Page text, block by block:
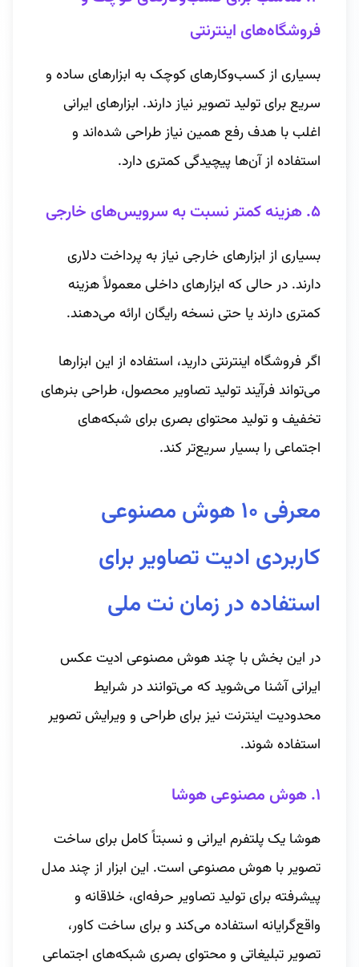
فروشگاه‌های اینترنتی
بسیاری از کسب‌وکارهای کوچک به ابزارهای ساده و
سریع برای تولید تصویر نیاز دارند. ابزارهای ایرانی
اغلب با هدف رفع همین نیاز طراحی شده‌اند و
استفاده از آن‌ها پیچیدگی کمتری دارد.
۵. هزینه کمتر نسبت به سرویس‌های خارجی
بسیاری از ابزارهای خارجی نیاز به پرداخت دلاری
دارند. در حالی که ابزارهای داخلی معمولاً هزینه
کمتری دارند یا حتی نسخه رایگان ارائه می‌دهند.
اگر فروشگاه اینترنتی دارید، استفاده از این ابزارها
می‌تواند فرآیند تولید تصاویر محصول، طراحی بنرهای
تخفیف و تولید محتوای بصری برای شبکه‌های
اجتماعی را بسیار سریع‌تر کند.
معرفی ۱۰ هوش مصنوعی
کاربردی ادیت تصاویر برای
استفاده در زمان نت ملی
در این بخش با چند هوش مصنوعی ادیت عکس
ایرانی آشنا می‌شوید که می‌توانند در شرایط
محدودیت اینترنت نیز برای طراحی و ویرایش تصویر
استفاده شوند.
۱. هوش مصنوعی هوشا
هوشا یک پلتفرم ایرانی و نسبتاً کامل برای ساخت
تصویر با هوش مصنوعی است. این ابزار از چند مدل
پیشرفته برای تولید تصاویر حرفه‌ای، خلاقانه و
واقع‌گرایانه استفاده می‌کند و برای ساخت کاور،
تصویر تبلیغاتی و محتوای بصری شبکه‌های اجتماعی